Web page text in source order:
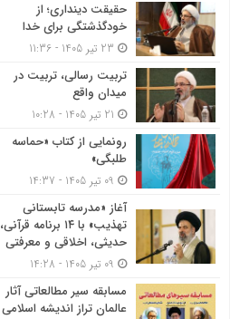
حقیقت دینداری؛ از
خودگذشتگی برای خدا
تربیت رسالی، تربیت در
میدان واقع
رونمایی از کتاب «حماسه
طلبگی»
آغاز «مدرسه تابستانی
تهذیب» با ۱۴ برنامه قرآنی،
حدیثی، اخلاقی و معرفتی
مسابقه سیر مطالعاتی آثار
عالمان تراز اندیشه اسلامی